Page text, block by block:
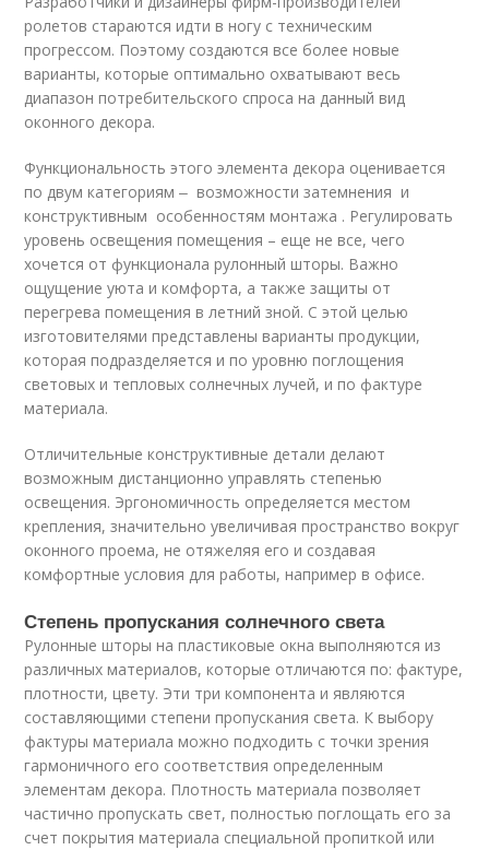
ролетов стараются идти в ногу с техническим
прогрессом. Поэтому создаются все более новые
варианты, которые оптимально охватывают весь
диапазон потребительского спроса на данный вид
оконного декора.
Функциональность этого элемента декора оценивается
по двум категориям ‒ возможности затемнения и
конструктивным особенностям монтажа . Регулировать
уровень освещения помещения – еще не все, чего
хочется от функционала рулонный шторы. Важно
ощущение уюта и комфорта, а также защиты от
перегрева помещения в летний зной. С этой целью
изготовителями представлены варианты продукции,
которая подразделяется и по уровню поглощения
световых и тепловых солнечных лучей, и по фактуре
материала.
Отличительные конструктивные детали делают
возможным дистанционно управлять степенью
освещения. Эргономичность определяется местом
крепления, значительно увеличивая пространство вокруг
оконного проема, не отяжеляя его и создавая
комфортные условия для работы, например в офисе.
Степень пропускания солнечного света
Рулонные шторы на пластиковые окна выполняются из
различных материалов, которые отличаются по: фактуре,
плотности, цвету. Эти три компонента и являются
составляющими степени пропускания света. К выбору
фактуры материала можно подходить с точки зрения
гармоничного его соответствия определенным
элементам декора. Плотность материала позволяет
частично пропускать свет, полностью поглощать его за
счет покрытия материала специальной пропиткой или